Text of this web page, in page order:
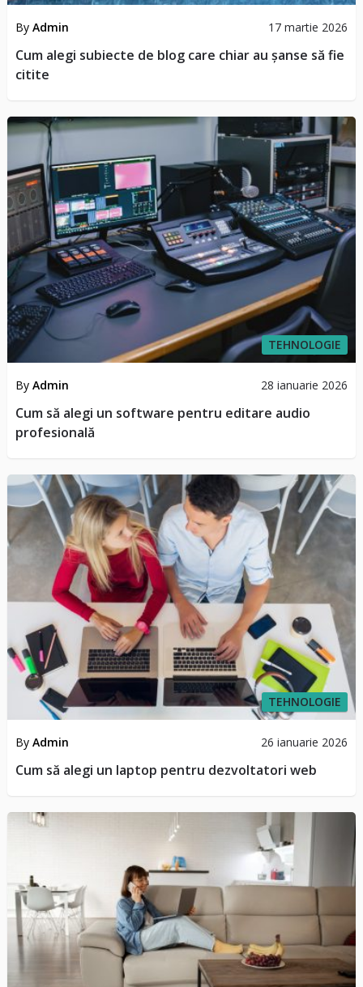
By Admin 17 martie 2026
Cum alegi subiecte de blog care chiar au șanse să fie
citite
TEHNOLOGIE
By Admin 28 ianuarie 2026
Cum să alegi un software pentru editare audio
profesională
TEHNOLOGIE
By Admin 26 ianuarie 2026
Cum să alegi un laptop pentru dezvoltatori web